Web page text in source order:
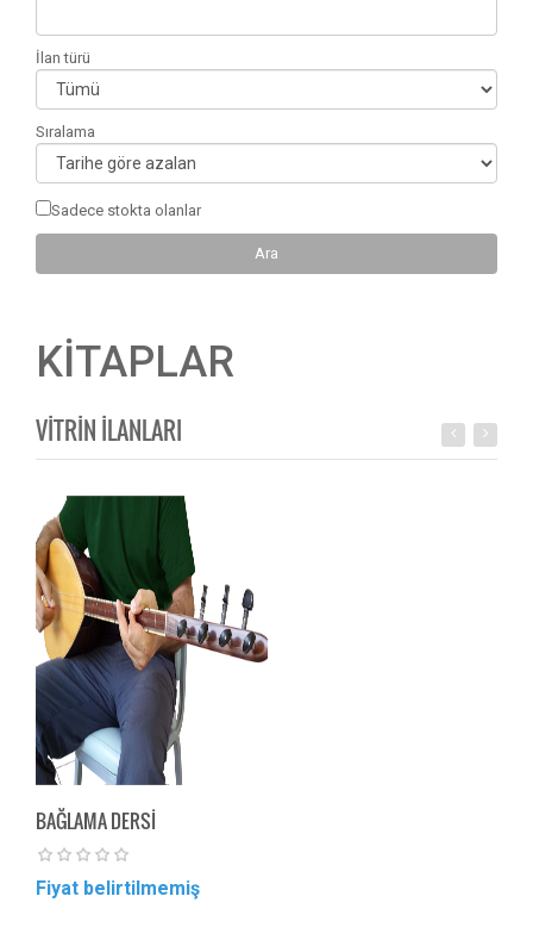
İlan türü
Sıralama
Sadece stokta olanlar
KİTAPLAR
VİTRİN İLANLARI
BAĞLAMA DERSİ
Fiyat belirtilmemiş